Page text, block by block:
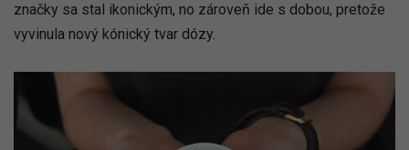
značky sa stal ikonickým, no zároveň ide s dobou, pretože
vyvinula nový kónický tvar dózy.